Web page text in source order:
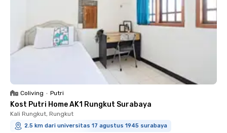
Coliving • Putri
Kost Putri Home AK1 Rungkut Surabaya
Kali Rungkut, Rungkut
2.5 km dari universitas 17 agustus 1945 surabaya